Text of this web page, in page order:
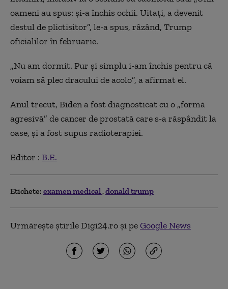
oameni au spus: şi-a închis ochii. Uitaţi, a devenit
destul de plictisitor”, le-a spus, râzând, Trump
oficialilor în februarie.
„Nu am dormit. Pur şi simplu i-am închis pentru că
voiam să plec dracului de acolo”, a afirmat el.
Anul trecut, Biden a fost diagnosticat cu o „formă
agresivă” de cancer de prostată care s-a răspândit la
oase, şi a fost supus radioterapiei.
Editor : B.E.
Etichete: examen medical donald trump
Urmărește știrile Digi24.ro și peGoogle News